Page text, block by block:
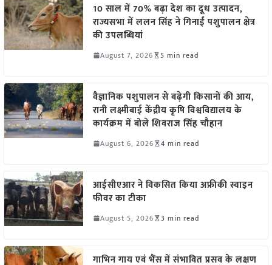
10 साल में 70% बढ़ा देश का दूध उत्पादन,
राज्यसभा में ललन सिंह ने गिनाईं पशुपालन क्षेत्र
की उपलब्धियां
August 7, 2026 5 min read
वैज्ञानिक पशुपालन से बढ़ेगी किसानों की आय,
रानी लक्ष्मीबाई केंद्रीय कृषि विश्वविद्यालय के
कार्यक्रम में बोले शिवराज सिंह चौहान
August 6, 2026 4 min read
आईसीएआर ने विकसित किया अफ्रीकी स्वाइन
फीवर का टीका
August 5, 2026 3 min read
गाभिन गाय एवं भैंस में संभावित प्रसव के लक्षण